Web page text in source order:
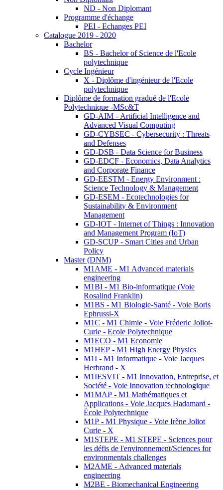
ND - Non Diplomant
Programme d'échange
PEI - Echanges PEI
Catalogue 2019 - 2020
Bachelor
BS - Bachelor of Science de l'Ecole
polytechnique
Cycle Ingénieur
X - Diplôme d'ingénieur de l'Ecole
polytechnique
Diplôme de formation gradué de l'Ecole
Polytechnique -MSc&T
GD-AIM - Artificial Intelligence and
Advanced Visual Computing
GD-CYBSEC - Cybersecurity : Threats
and Defenses
GD-DSB - Data Science for Business
GD-EDCF - Economics, Data Analytics
and Corporate Finance
GD-EESTM - Energy Environment :
Science Technology & Management
GD-ESEM - Ecotechnologies for
Sustainability & Environment
Management
GD-IOT - Internet of Things : Innovation
and Management Program (IoT)
GD-SCUP - Smart Cities and Urban
Policy
Master (DNM)
M1AME - M1 Advanced materials
engineering
M1BI - M1 Bio-informatique (Voie
Rosalind Franklin)
M1BS - M1 Biologie-Santé - Voie Boris
Ephrussi-X
M1C - M1 Chimie - Voie Fréderic Joliot-
Curie - Ecole Polytechnique
M1ECO - M1 Economie
M1HEP - M1 High Energy Physics
M1I - M1 Informatique - Voie Jacques
Herbrand - X
M1IESVIT - M1 Innovation, Entreprise, et
Société - Voie Innovation technologique
M1MAP - M1 Mathématiques et
Applications - Voie Jacques Hadamard -
École Polytechnique
M1P - M1 Physique - Voie Irène Joliot
Curie - X
M1STEPE - M1 STEPE - Sciences pour
les défis de l'environnement/Sciences for
environmentals challenges
M2AME - Advanced materials
engineering
M2BE - Biomechanical Engineering